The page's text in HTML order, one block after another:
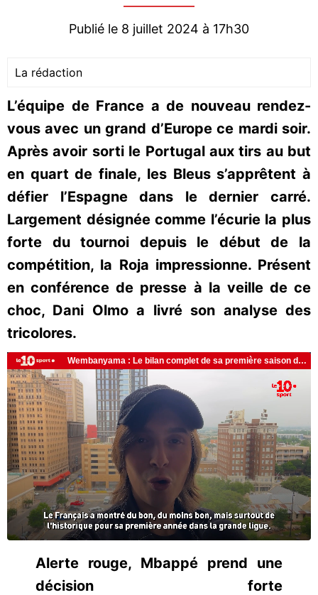
Publié le 8 juillet 2024 à 17h30
La rédaction
L’équipe de France a de nouveau rendez-
vous avec un grand d’Europe ce mardi soir.
Après avoir sorti le Portugal aux tirs au but
en quart de finale, les Bleus s’apprêtent à
défier l’Espagne dans le dernier carré.
Largement désignée comme l’écurie la plus
forte du tournoi depuis le début de la
compétition, la Roja impressionne. Présent
en conférence de presse à la veille de ce
choc, Dani Olmo a livré son analyse des
tricolores.
Alerte rouge, Mbappé prend une
décision forte